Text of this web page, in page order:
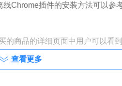
Chrome插件的安装方法可以参考
的商品的详细页面中用户可以看
查看更多